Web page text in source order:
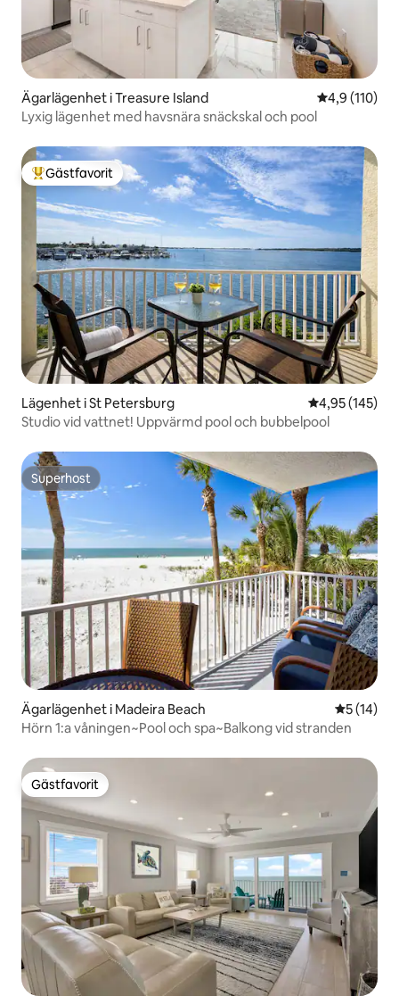
Ägarlägenhet i Treasure Island 4,9 av 5 i
4,9 (110)
Lyxig lägenhet med havsnära snäckskal och pool
Populär gästfavorit
Gästfavorit
Lägenhet i St Petersburg 4,95 av 5 i
4,95 (145)
Studio vid vattnet! Uppvärmd pool och bubbelpool
Superhost
Superhost
Ägarlägenhet i Madeira Beach 5 av 5 i
5 (14)
Hörn 1:a våningen~Pool och spa~Balkong vid stranden
Gästfavorit
Gästfavorit